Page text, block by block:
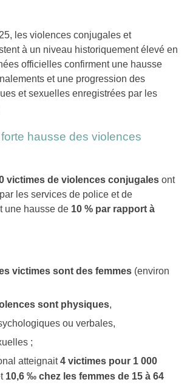
les violences conjugales et
à un niveau historiquement élevé en
officielles confirment une hausse
et une progression des
et sexuelles enregistrées par les
hausse des violences
victimes de violences conjugales ont
les services de police et de
une hausse de 10 % par rapport à
victimes sont des femmes (environ
sont physiques,
ou verbales,
;
atteignait4 victimes pour 1 000
10,6 ‰ chez les femmes de 15 à 64